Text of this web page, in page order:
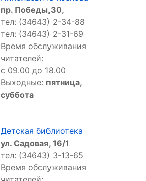
пр. Победы,30,
тел: (34643) 2-34-88
тел: (34643) 2-31-69
Время обслуживания
читателей:
с 09.00 до 18.00
Выходные: пятница,
суббота
Детская библиотека
ул. Садовая, 16/1
тел: (34643) 3-13-65
Время обслуживания